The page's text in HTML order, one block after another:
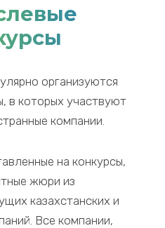
организуются
в которых участвуют
компании.
на конкурсы,
жюри из
казахстанских и
Все компании,